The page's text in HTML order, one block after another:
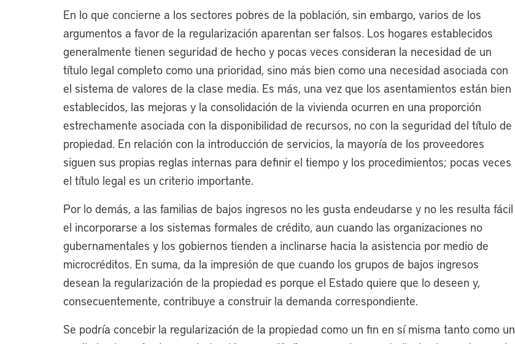
En lo que concierne a los sectores pobres de la población, sin embargo, varios de los
argumentos a favor de la regularización aparentan ser falsos. Los hogares establecidos
generalmente tienen seguridad de hecho y pocas veces consideran la necesidad de un
título legal completo como una prioridad, sino más bien como una necesidad asociada con
el sistema de valores de la clase media. Es más, una vez que los asentamientos están bien
establecidos, las mejoras y la consolidación de la vivienda ocurren en una proporción
estrechamente asociada con la disponibilidad de recursos, no con la seguridad del título de
propiedad. En relación con la introducción de servicios, la mayoría de los proveedores
siguen sus propias reglas internas para definir el tiempo y los procedimientos; pocas veces
el título legal es un criterio importante.
Por lo demás, a las familias de bajos ingresos no les gusta endeudarse y no les resulta fácil
el incorporarse a los sistemas formales de crédito, aun cuando las organizaciones no
gubernamentales y los gobiernos tienden a inclinarse hacia la asistencia por medio de
microcréditos. En suma, da la impresión de que cuando los grupos de bajos ingresos
desean la regularización de la propiedad es porque el Estado quiere que lo deseen y,
consecuentemente, contribuye a construir la demanda correspondiente.
Se podría concebir la regularización de la propiedad como un fin en sí misma tanto como un